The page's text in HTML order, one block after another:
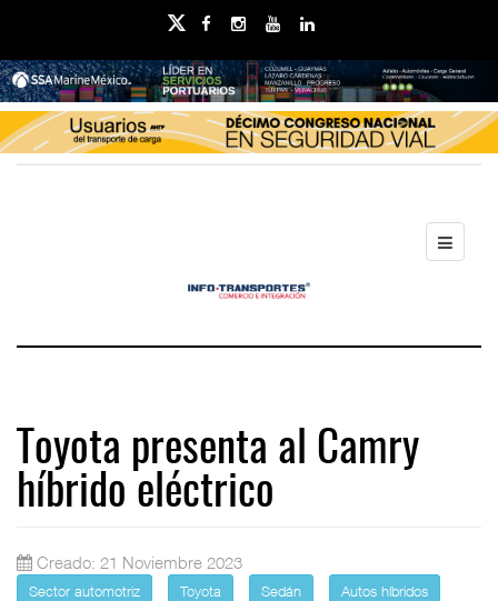
Toyota presenta al Camry
híbrido eléctrico
Creado: 21 Noviembre 2023
Sector automotriz Toyota Sedán
Autos híbridos